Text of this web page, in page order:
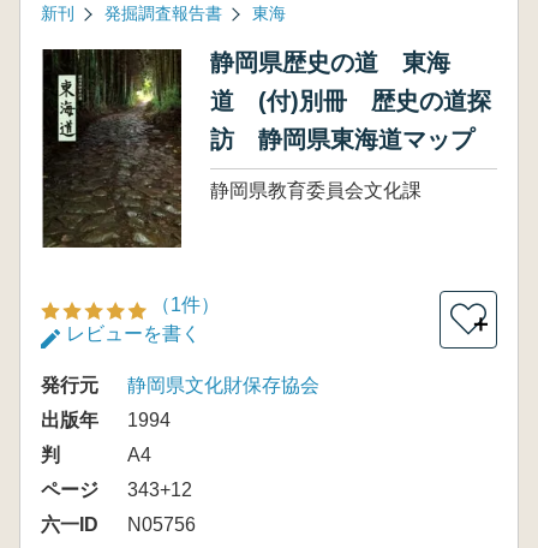
新刊 発掘調査報告書 東海
静岡県歴史の道 東海
道 (付)別冊 歴史の道探
訪 静岡県東海道マップ
静岡県教育委員会文化課
（1件）
レビューを書く
＋
発行元
静岡県文化財保存協会
出版年
1994
判
A4
ページ
343+12
六一ID
N05756